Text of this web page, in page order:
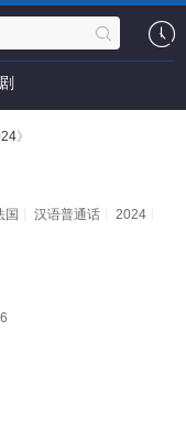
》
国 汉语普通话
2024